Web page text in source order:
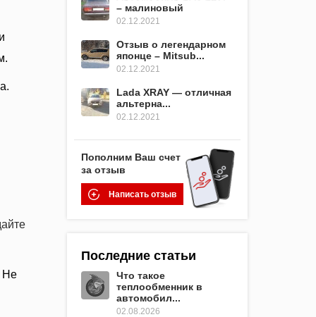
Не
– малиновый
02.12.2021
Отзыв о легендарном
японце – Mitsub...
02.12.2021
Lada XRAY — отличная
альтерна...
02.12.2021
Пополним Ваш счет
за отзыв
Написать отзыв
Последние статьи
Что такое
теплообменник в
автомобил...
02.08.2026